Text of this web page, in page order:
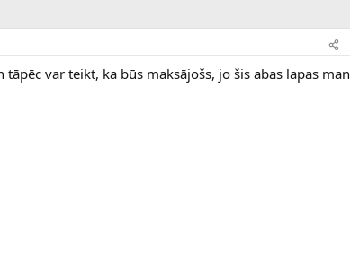
var teikt, ka būs maksājošs, jo šis abas lapas man